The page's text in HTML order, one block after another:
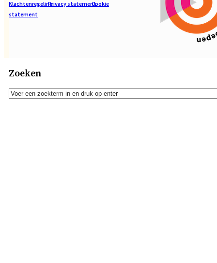
KlachtenregelingPrivacy statementCookie
statement
Zoeken
Zoeken